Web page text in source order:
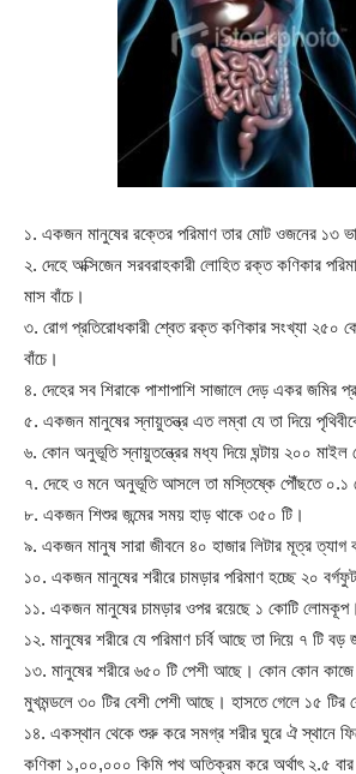
১. একজন মানুষের রক্তের পরিমাণ তার মোট ওজনের ১৩
২. দেহে অক্সিজেন সরবরাহকারী লোহিত রক্ত কণিকার
মাস বাঁচে।
৩. রোগ প্রতিরোধকারী শ্বেত রক্ত কণিকার সংখ্যা ২৫০
বাঁচে।
৪. দেহের সব শিরাকে পাশাপাশি সাজালে দেড় একর জমির
৫. একজন মানুষের স্নায়ুতন্ত্র এত লম্বা যে তা দিয়ে
৬. কোন অনুভূতি স্নায়ুতন্ত্রের মধ্য দিয়ে ঘন্টায় ২০০ মাইল
৭. দেহে ও মনে অনুভূতি আসলে তা মস্তিষ্কে পৌঁছতে ০.১
৮. একজন শিশুর জন্মের সময় হাড় থাকে ৩৫০ টি।
৯. একজন মানুষ সারা জীবনে ৪০ হাজার লিটার মূত্র ত্যাগ
১০. একজন মানুষের শরীরে চামড়ার পরিমাণ হচ্ছে ২০
১১. একজন মানুষের চামড়ার ওপর রয়েছে ১ কোটি লোমকূপ।
১২. মানুষের শরীরে যে পরিমাণ চর্বি আছে তা দিয়ে ৭ টি
১৩. মানুষের শরীরে ৬৫০ টি পেশী আছে। কোন কোন
মুখমন্ডলে ৩০ টির বেশী পেশী আছে। হাসতে গেলে ১৫ টির
১৪. একস্থান থেকে শুরু করে সমগ্র শরীর ঘুরে ঐ স্থানে
কণিকা ১,০০,০০০ কিমি পথ অতিক্রম করে অর্থাৎ ২.৫